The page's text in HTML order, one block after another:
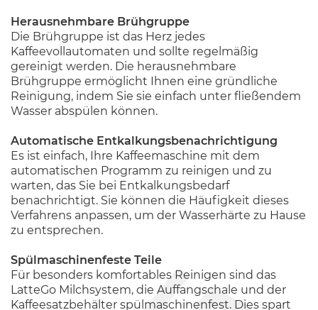
Herausnehmbare Brühgruppe
Die Brühgruppe ist das Herz jedes
Kaffeevollautomaten und sollte regelmäßig
gereinigt werden. Die herausnehmbare
Brühgruppe ermöglicht Ihnen eine gründliche
Reinigung, indem Sie sie einfach unter fließendem
Wasser abspülen können.
Automatische Entkalkungsbenachrichtigung
Es ist einfach, Ihre Kaffeemaschine mit dem
automatischen Programm zu reinigen und zu
warten, das Sie bei Entkalkungsbedarf
benachrichtigt. Sie können die Häufigkeit dieses
Verfahrens anpassen, um der Wasserhärte zu Hause
zu entsprechen.
Spülmaschinenfeste Teile
Für besonders komfortables Reinigen sind das
LatteGo Milchsystem, die Auffangschale und der
Kaffeesatzbehälter spülmaschinenfest. Dies spart